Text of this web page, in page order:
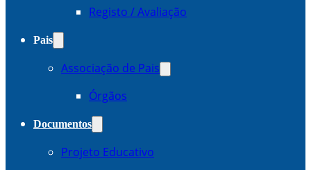
Registo / Avaliação
Pais
Associação de Pais
Órgãos
Documentos
Projeto Educativo